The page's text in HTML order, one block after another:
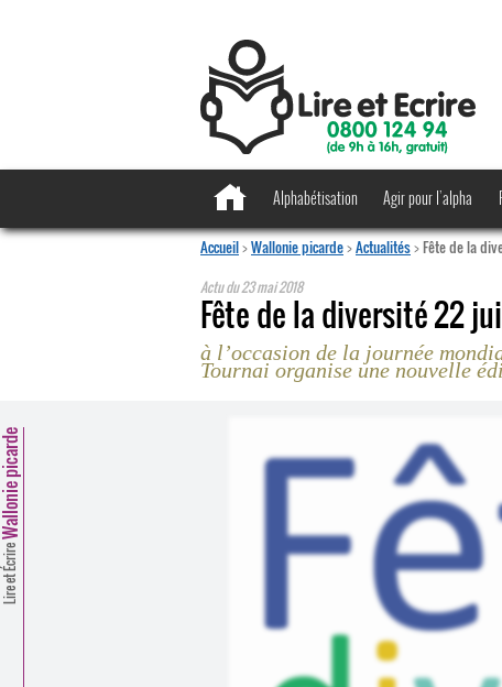
Alphabétisation Agir pour l’alpha
Accueil>Wallonie picarde>Actualités>Fête de la
Actu du23 mai 2018
Fête de la diversité 22
à l’occasion de la journée
Tournai organise une nouvelle
Lire et Écrire
picarde